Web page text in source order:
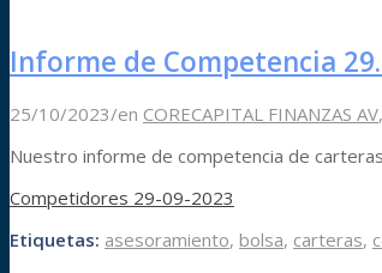
Menú
Informe de Competencia
25/10/2023/en CORECAPITAL FINANZAS AV,
Nuestro informe de competencia de
Competidores 29-09-2023
Etiquetas: asesoramiento, bolsa, carteras,